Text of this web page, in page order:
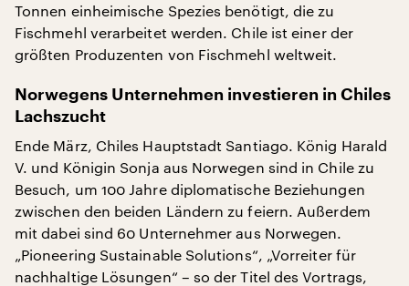
Tonnen einheimische Spezies benötigt, die zu
Fischmehl verarbeitet werden. Chile ist einer der
größten Produzenten von Fischmehl weltweit.
Norwegens Unternehmen investieren in Chiles
Lachszucht
Ende März, Chiles Hauptstadt Santiago. König Harald
V. und Königin Sonja aus Norwegen sind in Chile zu
Besuch, um 100 Jahre diplomatische Beziehungen
zwischen den beiden Ländern zu feiern. Außerdem
mit dabei sind 60 Unternehmer aus Norwegen.
„Pioneering Sustainable Solutions“, „Vorreiter für
nachhaltige Lösungen“ – so der Titel des Vortrags,